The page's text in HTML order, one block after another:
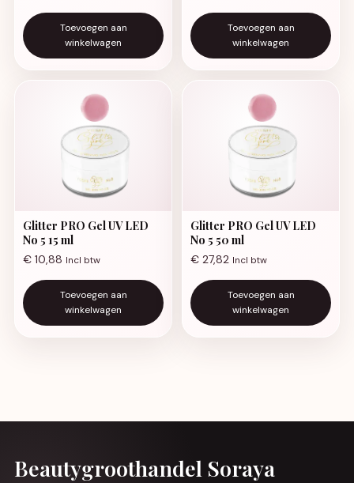
Toevoegen aan
winkelwagen
Toevoegen aan
winkelwagen
Glitter PRO Gel UV LED
No 5 15 ml
€ 10,88 Incl btw
Toevoegen aan
winkelwagen
Glitter PRO Gel UV LED
No 5 50 ml
€ 27,82 Incl btw
Toevoegen aan
winkelwagen
Beautygroothandel Soraya